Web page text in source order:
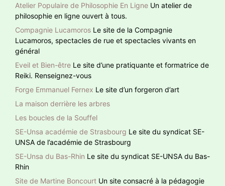
Atelier Populaire de Philosophie En Ligne Un atelier de
philosophie en ligne ouvert à tous.
Compagnie Lucamoros Le site de la Compagnie
Lucamoros, spectacles de rue et spectacles vivants en
général
Eveil et Bien-être Le site d’une pratiquante et formatrice de
Reiki. Renseignez-vous
Forge Emmanuel Fernex Le site d’un forgeron d’art
La maison derrière les arbres
Les boucles de la Souffel
SE-Unsa académie de Strasbourg Le site du syndicat SE-
UNSA de l’académie de Strasbourg
SE-Unsa du Bas-Rhin Le site du syndicat SE-UNSA du Bas-
Rhin
Site de Martine Boncourt Un site consacré à la pédagogie